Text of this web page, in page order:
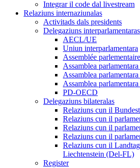
Integrar il code dal livestream
Relaziuns internaziunalas
Activitads dals presidents
Delegaziuns interparlamentaras
AECL/UE
Uniun interparlamentara
Assemblée
Assamblea
Assamblea
Assamblea
PD-OECD
Delegaziuns bilateralas
Relaziuns cun il
Relaziuns cun il
Relaziuns cun il
Relaziuns cun il
Relaziuns cun il
Liechtenstein (Del-FL)
Register